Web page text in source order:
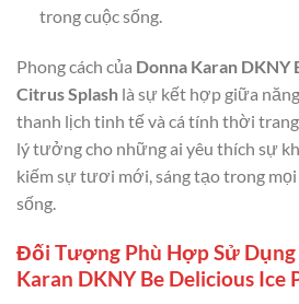
trong cuộc sống.
Phong cách của Donna Karan DKNY
Citrus Splash là sự kết hợp giữa
thanh lịch tinh tế và cá tính thời
lý tưởng cho những ai yêu thích sự
kiếm sự tươi mới, sáng tạo trong mọi
sống.
Đối Tượng Phù Hợp Sử
Karan DKNY Be Delicious Ice